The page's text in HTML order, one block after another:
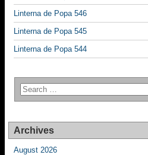
Linterna de Popa 546
Linterna de Popa 545
Linterna de Popa 544
Archives
August 2026